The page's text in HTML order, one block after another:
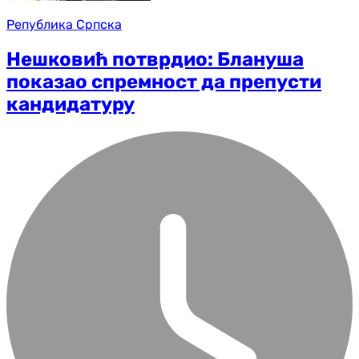
Република Српска
Нешковић потврдио: Блануша
показао спремност да препусти
кандидатуру